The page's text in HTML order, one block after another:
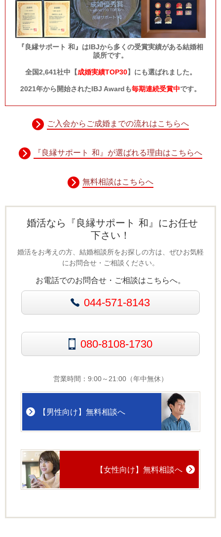
『良縁サポート 和』はIBJから多くの受賞実績がある結婚相
談所です。
全国2,641社中【成婚実績TOP30】にも選ばれました。
2021年から開始されたIBJ Awardも毎期連続受賞中です。
ご入会からご成婚までの流れはこちらへ
『良縁サポート 和』が選ばれる理由はこちらへ
無料相談はこちらへ
婚活なら『良縁サポート 和』にお任せ
下さい！
婚活をお考えの方、結婚相談所をお探しの方は、ぜひお気軽
にお問合せ・ご相談ください。
お電話でのお問合せ・ご相談はこちらへ。
044-571-8143
080-8108-1730
営業時間：9:00～21:00（年中無休）
【男性向け】無料相談へ
【女性向け】無料相談へ